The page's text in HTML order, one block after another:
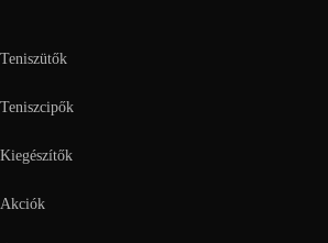
Teniszütők
Teniszcipők
Kiegészítők
Akciók